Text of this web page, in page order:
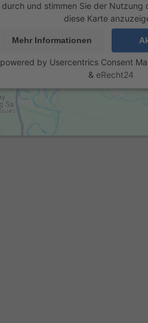
durch und stimmen Sie der Nutzung
diese Karte
Mehr Informationen
powered by Usercentrics Consent
& eRecht24